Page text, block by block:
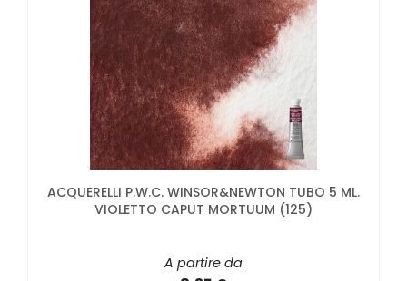
ACQUERELLI P.W.C. WINSOR&NEWTON TUBO 5 ML.
VIOLETTO CAPUT MORTUUM (125)
A partire da